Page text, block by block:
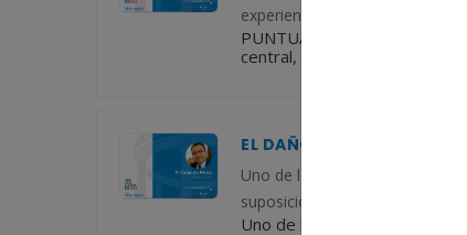
experiencia muy grata para los
PUNTUAL Hoy estuve en
central, una experiencia muy
EL DAÑO DE LAS
Uno de los errores más
suposición es: “aquello que
Uno de los errores más